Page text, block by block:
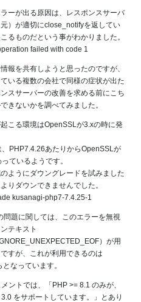
ーが出る原因は、レスポンスサーバ
）が適切にclose_notifyを返してい
るものだという事がわかりました。
failed with code 1
報を共有しようと思ったのですが、
いる複数の会社で同様の症状が出た
スサーバーの改善を求める前にこち
きないかを調べてみました。
こる環境はOpenSSLが3.xの時に発
PHP7.4.26あたりからOpenSSLが
ているようです。
ようにダウングレードを試みました
りダウンできませんでした。
kusanagi-php7-7.4.25-1
問題に関しては、このエラーを無視
テキスト
）が用
すが、これが利用できるのは
なっています。
ントでは、「PHP >= 8.1 のみが、
をサポートしています。」とあり